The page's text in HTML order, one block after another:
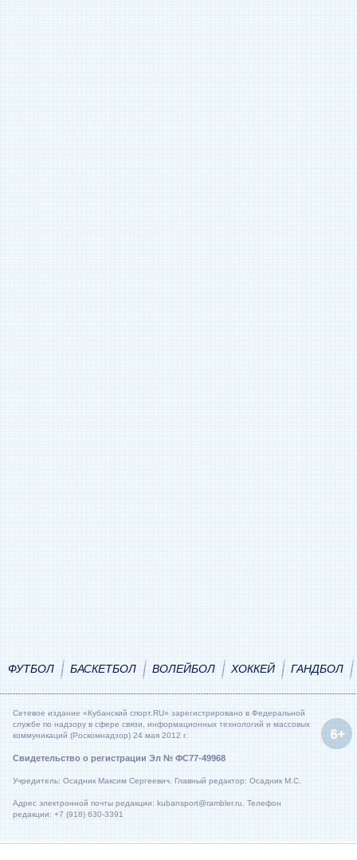
ФУТБОЛ БАСКЕТБОЛ ВОЛЕЙБОЛ ХОККЕЙ ГАНДБОЛ
Сетевое издание «Кубанский спорт.RU» зарегистрировано в Федеральной
службе по надзору в сфере связи, информационных технологий и массовых
коммуникаций (Роскомнадзор) 24 мая 2012 г.
Свидетельство о регистрации Эл № ФС77-49968
Учредитель: Осадник Максим Сергеевич. Главный редактор: Осадник М.С.
Адрес электронной почты редакции: kubansport@rambler.ru. Телефон
редакции: +7 (918) 630-3391